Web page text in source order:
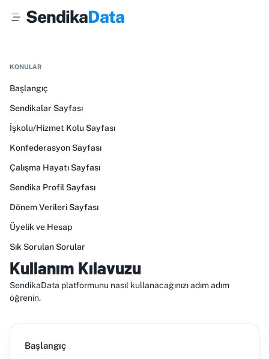
SendikaData
KONULAR
Başlangıç
Sendikalar Sayfası
İşkolu/Hizmet Kolu Sayfası
Konfederasyon Sayfası
Çalışma Hayatı Sayfası
Sendika Profil Sayfası
Dönem Verileri Sayfası
Üyelik ve Hesap
Sık Sorulan Sorular
Kullanım Kılavuzu
SendikaData platformunu nasıl kullanacağınızı adım adım
öğrenin.
Başlangıç